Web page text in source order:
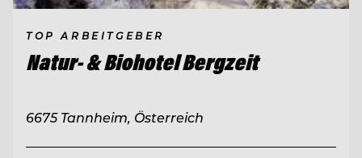
TOP ARBEITGEBER
Natur- & Biohotel Bergzeit
6675 Tannheim, Österreich